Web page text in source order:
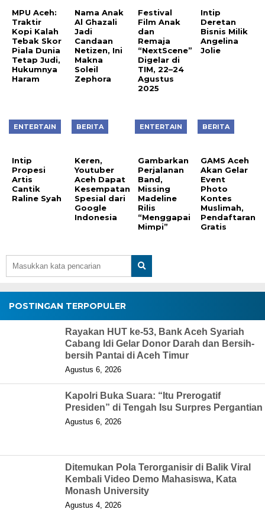
MPU Aceh:
Traktir
Kopi Kalah
Tebak Skor
Piala Dunia
Tetap Judi,
Hukumnya
Haram
Nama Anak
Al Ghazali
Jadi
Candaan
Netizen, Ini
Makna
Soleil
Zephora
Festival
Film Anak
dan
Remaja
“NextScene”
Digelar di
TIM, 22–24
Agustus
2025
Intip
Deretan
Bisnis Milik
Angelina
Jolie
ENTERTAIN
Intip
Propesi
Artis
Cantik
Raline Syah
BERITA
Keren,
Youtuber
Aceh Dapat
Kesempatan
Spesial dari
Google
Indonesia
ENTERTAIN
Gambarkan
Perjalanan
Band,
Missing
Madeline
Rilis
“Menggapai
Mimpi”
BERITA
GAMS Aceh
Akan Gelar
Event
Photo
Kontes
Muslimah,
Pendaftaran
Gratis
POSTINGAN TERPOPULER
Rayakan HUT ke-53, Bank Aceh Syariah
Cabang Idi Gelar Donor Darah dan Bersih-
bersih Pantai di Aceh Timur
Agustus 6, 2026
Kapolri Buka Suara: “Itu Prerogatif
Presiden” di Tengah Isu Surpres Pergantian
Agustus 6, 2026
Ditemukan Pola Terorganisir di Balik Viral
Kembali Video Demo Mahasiswa, Kata
Monash University
Agustus 4, 2026